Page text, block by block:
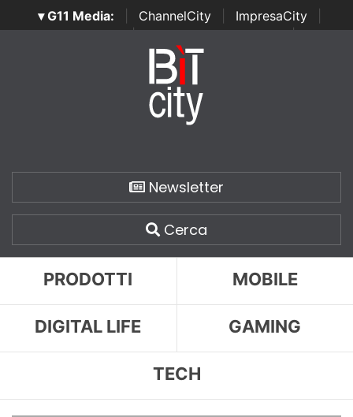
▾ G11 Media: ChannelCity ImpresaCity
SecurityOpenLab | Italian Channel Awards | Italian
Italian Security Awards
Newsletter
Cerca
PRODOTTI MOBILE
DIGITAL LIFE GAMING
TECH